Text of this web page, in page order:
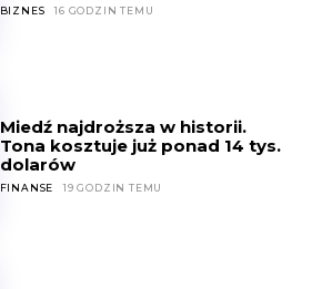
BIZNES 16 GODZIN TEMU
Miedź najdroższa w historii.
Tona kosztuje już ponad 14 tys.
dolarów
FINANSE 19 GODZIN TEMU